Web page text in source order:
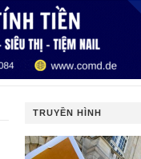
TRUYỀN HÌNH